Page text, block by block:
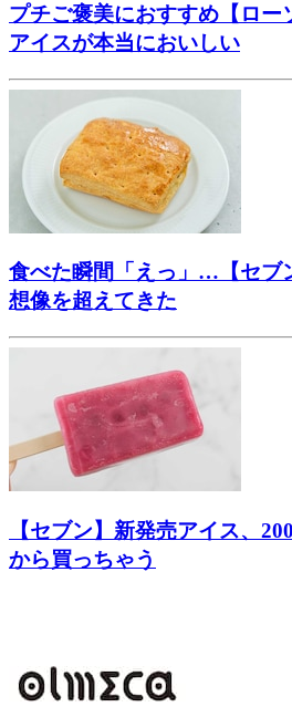
プチご褒美におすすめ【ロー
アイスが本当においしい
食べた瞬間「えっ」…【セブ
想像を超えてきた
【セブン】新発売アイス、
から買っちゃう